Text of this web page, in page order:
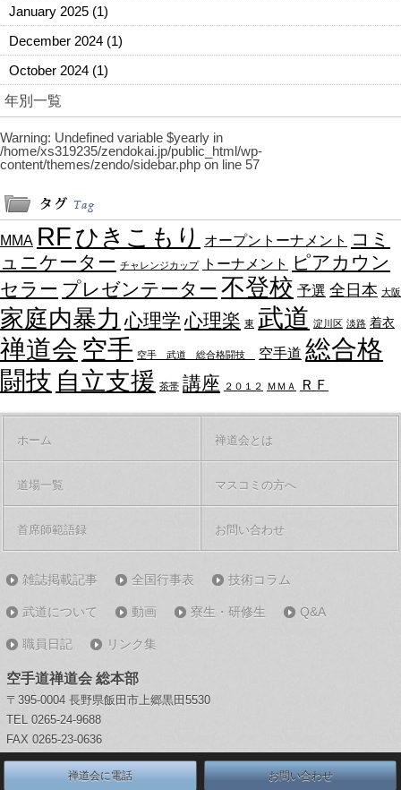
January 2025 (1)
December 2024 (1)
October 2024 (1)
年別一覧
Warning: Undefined variable $yearly in
/home/xs319235/zendokai.jp/public_html/wp-
content/themes/zendo/sidebar.php on line 57
MMA RFひきこもり オープントーナメント
コミ
ュニケーター チャレンジカップ トーナメント
ピアカウン
セラー プレゼンテーター 不登校 予選 全日本 大阪
家庭内暴力 心理学 心理楽 東 武道 淀川区 淡路 着衣
禅道会 空手 空手 武道 総合格闘技 空手道 総合格
闘技 自立支援 茶帯 講座 ２０１２ ＭＭＡ ＲＦ
ホーム 禅道会とは
道場一覧 マスコミの方へ
首席師範語録 お問い合わせ
雑誌掲載記事 全国行事表 技術コラム
武道について 動画 寮生・研修生 Q&A
職員日記 リンク集
空手道禅道会 総本部
〒395-0004 長野県飯田市上郷黒田5530
TEL 0265-24-9688
FAX 0265-23-0636
禅道会に電話 お問い合わせ